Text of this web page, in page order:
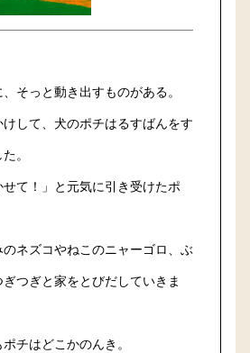
そっと動き出すものがある。
して、犬のポチはるすばんをす
。
せて！」と元気に引き受けたポ
のネズコやねこのニャーゴロ、ぶ
つぎと家をとびだしていきま
チはどこかのんき。